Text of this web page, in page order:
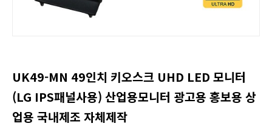
UK49-MN 49인치 키오스크 UHD LED 모니터
(LG IPS패널사용) 산업용모니터 광고용 홍보용 상
업용 국내제조 자체제작